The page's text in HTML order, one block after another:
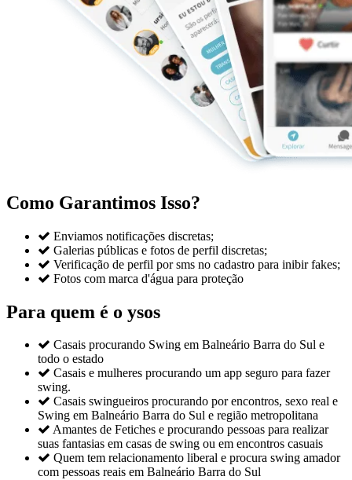
Como Garantimos Isso?
 Enviamos notificações discretas;
 Galerias públicas e fotos de perfil discretas;
 Verificação de perfil por sms no cadastro para inibir fakes;
 Fotos com marca d'água para proteção
Para quem é o ysos
 Casais procurando Swing em Balneário Barra do Sul e
todo o estado
 Casais e mulheres procurando um app seguro para fazer
swing.
 Casais swingueiros procurando por encontros, sexo real e
Swing em Balneário Barra do Sul e região metropolitana
 Amantes de Fetiches e procurando pessoas para realizar
suas fantasias em casas de swing ou em encontros casuais
 Quem tem relacionamento liberal e procura swing amador
com pessoas reais em Balneário Barra do Sul